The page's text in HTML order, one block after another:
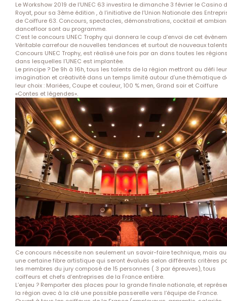
Le Workshow 2019 de l’UNEC 63 investira le dimanche 3 février le Casino
Royat, pour sa 3ème édition , à l’initiative de l’Union Nationale des
de Coiffure 63. Concours, spectacles, démonstrations, cocktail et
dancefloor sont au programme.
C’est le concours UNEC Trophy qui donnera le coup d’envoi de cet
Véritable carre­four de nouvelles tendances et surtout de nou­veaux
Concours UNEC Trophy, est ré­alisé une fois par an dans toutes les
dans lesquelles l’UNEC est implantée.
Le principe ? De 9h à 16h, tous les talents de la région mettront au défi leur
imagination et créati­vité dans un temps limité autour d’une thématique
leur choix : Mariées, Coupe et couleur, 100 % men, Grand soir et Coiffure
«Contes et légendes».
Ce concours nécessite non seulement un sa­voir-faire technique, mais
une certaine fibre artistique qui seront évalués selon diffé­rents critères
les membres du jury composé de 15 personnes ( 3 par épreuves), tous
coiffeurs et chefs d’entreprises de la France entière.
L’enjeu ? Remporter des places pour la grande finale nationale, et
la région avec à la clé une possible passerelle vers l’équipe de France.